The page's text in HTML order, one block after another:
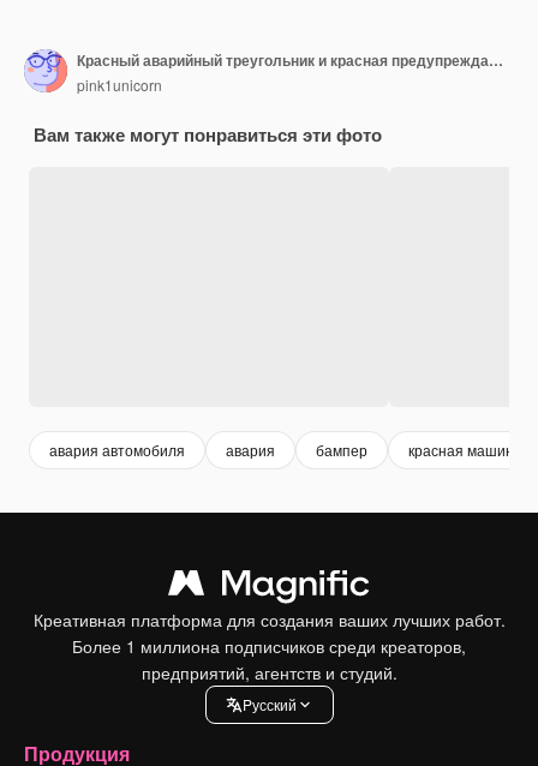
Красный аварийный треугольник и красная предупреждающая полицейская лента перед разрушенным автомобилем в автокатастрофе на городской дороге. Разбита сломанная передняя фара авто, помят капот без бампера на серой машине ДТП.
pink1unicorn
Вам также могут понравиться эти фото
авария автомобиля авария бампер красная машина
Креативная платформа для создания ваших лучших работ.
Более 1 миллиона подписчиков среди креаторов,
предприятий, агентств и студий.
Pусский
Продукция